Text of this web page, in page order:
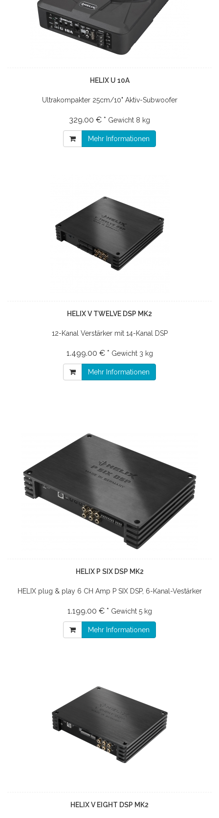
HELIX U 10A
Ultrakompakter 25cm/10" Aktiv-Subwoofer
329.00 € * Gewicht 8 kg
Mehr Informationen
HELIX V TWELVE DSP MK2
12-Kanal Verstärker mit 14-Kanal DSP
1.499.00 € * Gewicht 3 kg
Mehr Informationen
HELIX P SIX DSP MK2
HELIX plug & play 6 CH Amp P SIX DSP, 6-Kanal-Vestärker
1.199.00 € * Gewicht 5 kg
Mehr Informationen
HELIX V EIGHT DSP MK2